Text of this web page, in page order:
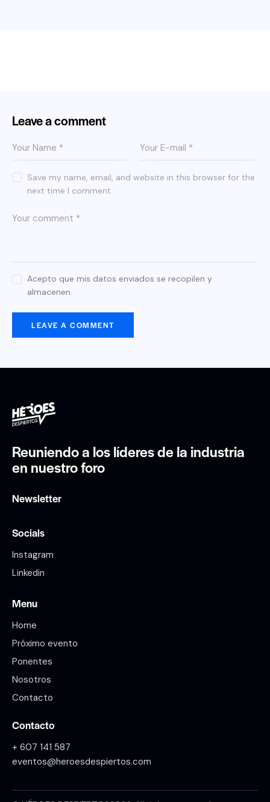
Leave a comment
Save my name, email, and website in this browser for the
next time I comment.
Acepto que mis datos enviados se recopilen y
almacenen.
Reuniendo a los líderes de la industria
en nuestro foro
Newsletter
Socials
Instagram
Linkedin
Menu
Home
Próximo evento
Ponentes
Nosotros
Contacto
Contacto
+ 607 141 587
eventos@heroesdespiertos.com